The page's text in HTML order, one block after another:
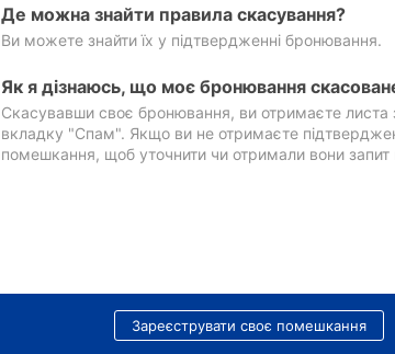
Де можна знайти правила скасування?
Ви можете знайти їх у підтвердженні бронювання.
Як я дізнаюсь, що моє бронювання
Скасувавши своє бронювання, ви отримаєте
вкладку "Спам". Якщо ви не отримаєте
помешкання, щоб уточнити чи отримали вони запит
Зареєструвати своє помешкання